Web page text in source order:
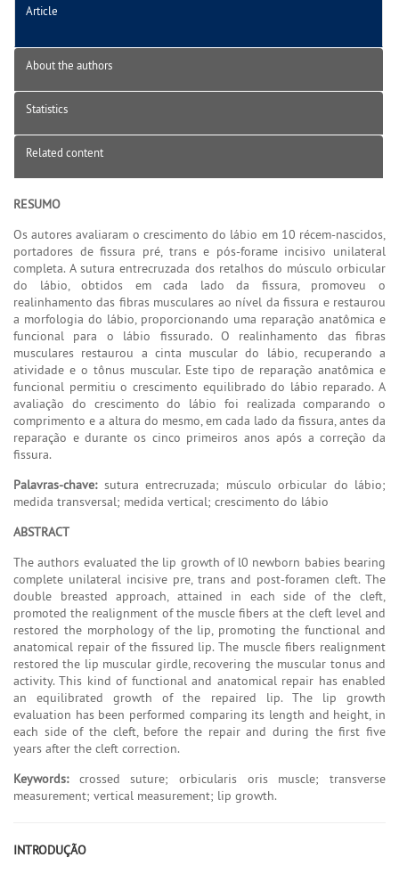
Article
About the authors
Statistics
Related content
RESUMO
Os autores avaliaram o crescimento do lábio em 10 récem-nascidos,
portadores de fissura pré, trans e pós-forame incisivo unilateral
completa. A sutura entrecruzada dos retalhos do músculo orbicular
do lábio, obtidos em cada lado da fissura, promoveu o
realinhamento das fibras musculares ao nível da fissura e restaurou
a morfologia do lábio, proporcionando uma reparação anatômica e
funcional para o lábio fissurado. O realinhamento das fibras
musculares restaurou a cinta muscular do lábio, recuperando a
atividade e o tônus muscular. Este tipo de reparação anatômica e
funcional permitiu o crescimento equilibrado do lábio reparado. A
avaliação do crescimento do lábio foi realizada comparando o
comprimento e a altura do mesmo, em cada lado da fissura, antes da
reparação e durante os cinco primeiros anos após a correção da
fissura.
Palavras-chave:sutura entrecruzada; músculo orbicular do lábio;
medida transversal; medida vertical; crescimento do lábio
ABSTRACT
The authors evaluated the lip growth of l0 newborn babies bearing
complete unilateral incisive pre, trans and post-foramen cleft. The
double breasted approach, attained in each side of the cleft,
promoted the realignment of the muscle fibers at the cleft level and
restored the morphology of the lip, promoting the functional and
anatomical repair of the fissured lip. The muscle fibers realignment
restored the lip muscular girdle, recovering the muscular tonus and
activity. This kind of functional and anatomical repair has enabled
an equilibrated growth of the repaired lip. The lip growth
evaluation has been performed comparing its length and height, in
each side of the cleft, before the repair and during the first five
years after the cleft correction.
Keywords:crossed suture; orbicularis oris muscle; transverse
measurement; vertical measurement; lip growth.
INTRODUÇÃO